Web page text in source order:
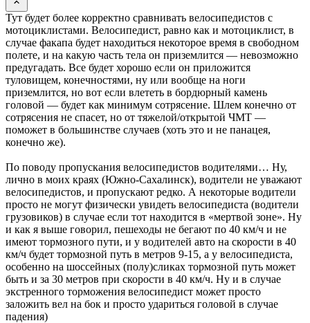
Тут будет более корректно сравнивать велосипедистов с
мотоциклистами. Велосипедист, равно как и мотоциклист, в
случае факапа будет находиться некоторое время в свободном
полете, и на какую часть тела он приземлится — невозможно
предугадать. Все будет хорошо если он приложится
туловищем, конечностями, ну или вообще на ноги
приземлится, но вот если влететь в бордюрный камень
головой — будет как минимум сотрясение. Шлем конечно от
сотрясения не спасет, но от тяжелой/открытой ЧМТ —
поможет в большинстве случаев (хоть это и не панацея,
конечно же).
По поводу пропускания велосипедистов водителями… Ну,
лично в моих краях (Южно-Сахалинск), водители не уважают
велосипедистов, и пропускают редко. А некоторые водители
просто не могут физически увидеть велосипедиста (водители
грузовиков) в случае если тот находится в «мертвой зоне». Ну
и как я выше говорил, пешеходы не бегают по 40 км/ч и не
имеют тормозного пути, и у водителей авто на скорости в 40
км/ч будет тормозной путь в метров 9-15, а у велосипедиста,
особенно на шоссейных (полу)сликах тормозной путь может
быть и за 30 метров при скорости в 40 км/ч. Ну и в случае
экстренного торможения велосипедист может просто
заложить вел на бок и просто удариться головой в случае
падения)